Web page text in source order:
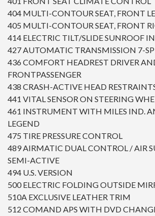
404 MULTI-CONTOUR SEAT, FRONT
405 MULTI-CONTOUR SEAT, FRONT
414 ELECTRIC TILT/SLIDE SUNROOF
427 AUTOMATIC TRANSMISSION 7-
436 COMFORT HEADREST DRIVER
FRONTPASSENGER
438 CRASH-ACTIVE HEAD
441 VITAL SENSOR ON STEERING
461 INSTRUMENT WITH MILES IND.
LEGEND
475 TIRE PRESSURE CONTROL
489 AIRMATIC DUAL CONTROL / AIR
SEMI-ACTIVE
494 U.S. VERSION
500 ELECTRIC FOLDING OUTSIDE
510A EXCLUSIVE LEATHER TRIM
512 COMAND APS WITH DVD